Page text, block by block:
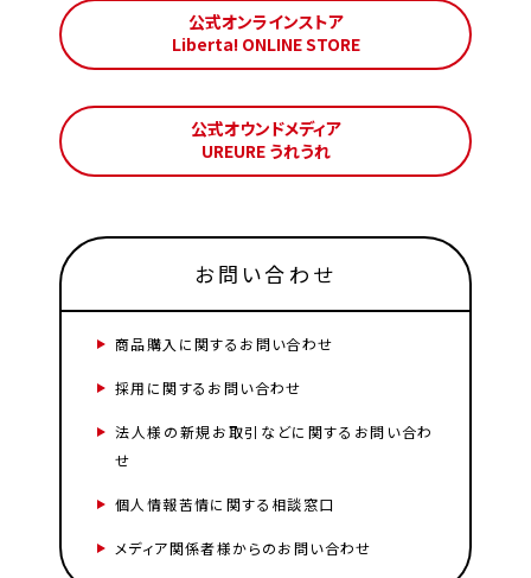
公式オンラインストア
Liberta! ONLINE STORE
公式オウンドメディア
UREURE うれうれ
お問い合わせ
商品購入に関するお問い合わせ
採用に関するお問い合わせ
法人様の新規お取引などに関するお問い合わ
せ
個人情報苦情に関する相談窓口
メディア関係者様からのお問い合わせ